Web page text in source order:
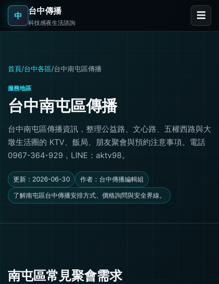
中 台中傳播
科技感夜生活諮詢
☰
首頁/台中各區/台中南屯區傳播
服務地區
台中南屯區傳播
台中南屯區傳播資訊，整理公益路、文心路、五權西路與大
墩生活圈的 KTV、飯局、朋友聚會與預約注意事項。電話
0967-364-929，LINE：aktv98。
更新：2026-06-30 作者：台中傳播編輯組
了解南屯區台中傳播安排方式、價格詢問與安全界線。
南屯區常見聚會需求